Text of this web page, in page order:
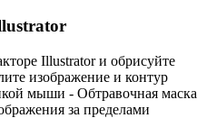
Illustrator и обрисуйте
изображение и контур
мыши - Обтравочная маска
за пределами